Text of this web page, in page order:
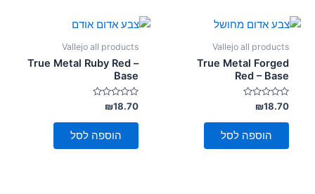
Vallejo all products
True Metal Forged
Red – Base
דורג
0
מתוך
₪18.70
הוספה לסל
Vallejo all products
True Metal Ruby Red –
Base
דורג
0
מתוך
₪18.70
הוספה לסל